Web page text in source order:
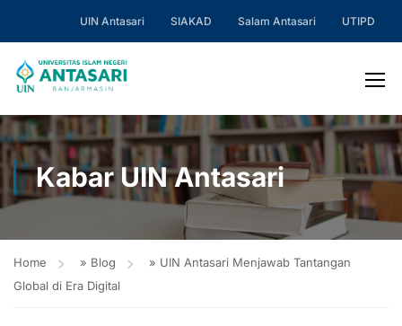
UIN Antasari SIAKAD Salam Antasari UTIPD
Kabar UIN Antasari
Home » Blog » UIN Antasari Menjawab Tantangan
Global di Era Digital